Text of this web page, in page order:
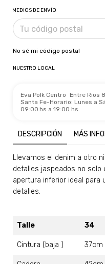
MEDIOS DE ENVÍO
No sé mi código postal
NUESTRO LOCAL
Eva Polk Centro Entre Rios
Santa Fe-Horario: Lunes a
09:00 hs a 19:00 hs
DESCRIPCIÓN MÁS
Llevamos el denim a otro
detalles jaspeados no
apertura inferior ideal para
detalles.
Talle 34
Cintura (baja ) 37cm